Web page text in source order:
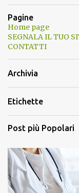
Pagine
Home page
SEGNALA IL TUO
CONTATTI
Archivia
Etichette
Post più Popolari